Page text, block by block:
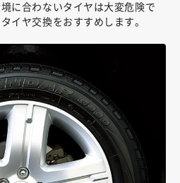
に合わないタイヤは大変危険で
イヤ交換をおすすめします。